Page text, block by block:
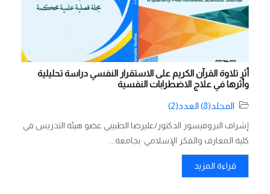
أثر تلاوة القرآن الكريم على الاستقرار النفسي دراسة تحليلية
وأثرها في علاج الاضطرابات النفسية
المجلد(8) العدد(2)
إشراف البروفيسور الدكتور/عليرضا الطبيبي عضو هيئة التدريس في
كلية المعارف والفكر الإسلامي بجامعة...
قراءة المزيد